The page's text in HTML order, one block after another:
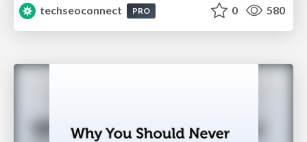
techseoconnect
PRO 0 580